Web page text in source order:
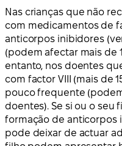
Nas crianças que não
com medicamentos de
anticorpos inibidores
(podem afectar mais de
entanto, nos doentes
com factor VIII (mais de
pouco frequente
doentes). Se si ou o seu
formação de anticorpos
pode deixar de actuar